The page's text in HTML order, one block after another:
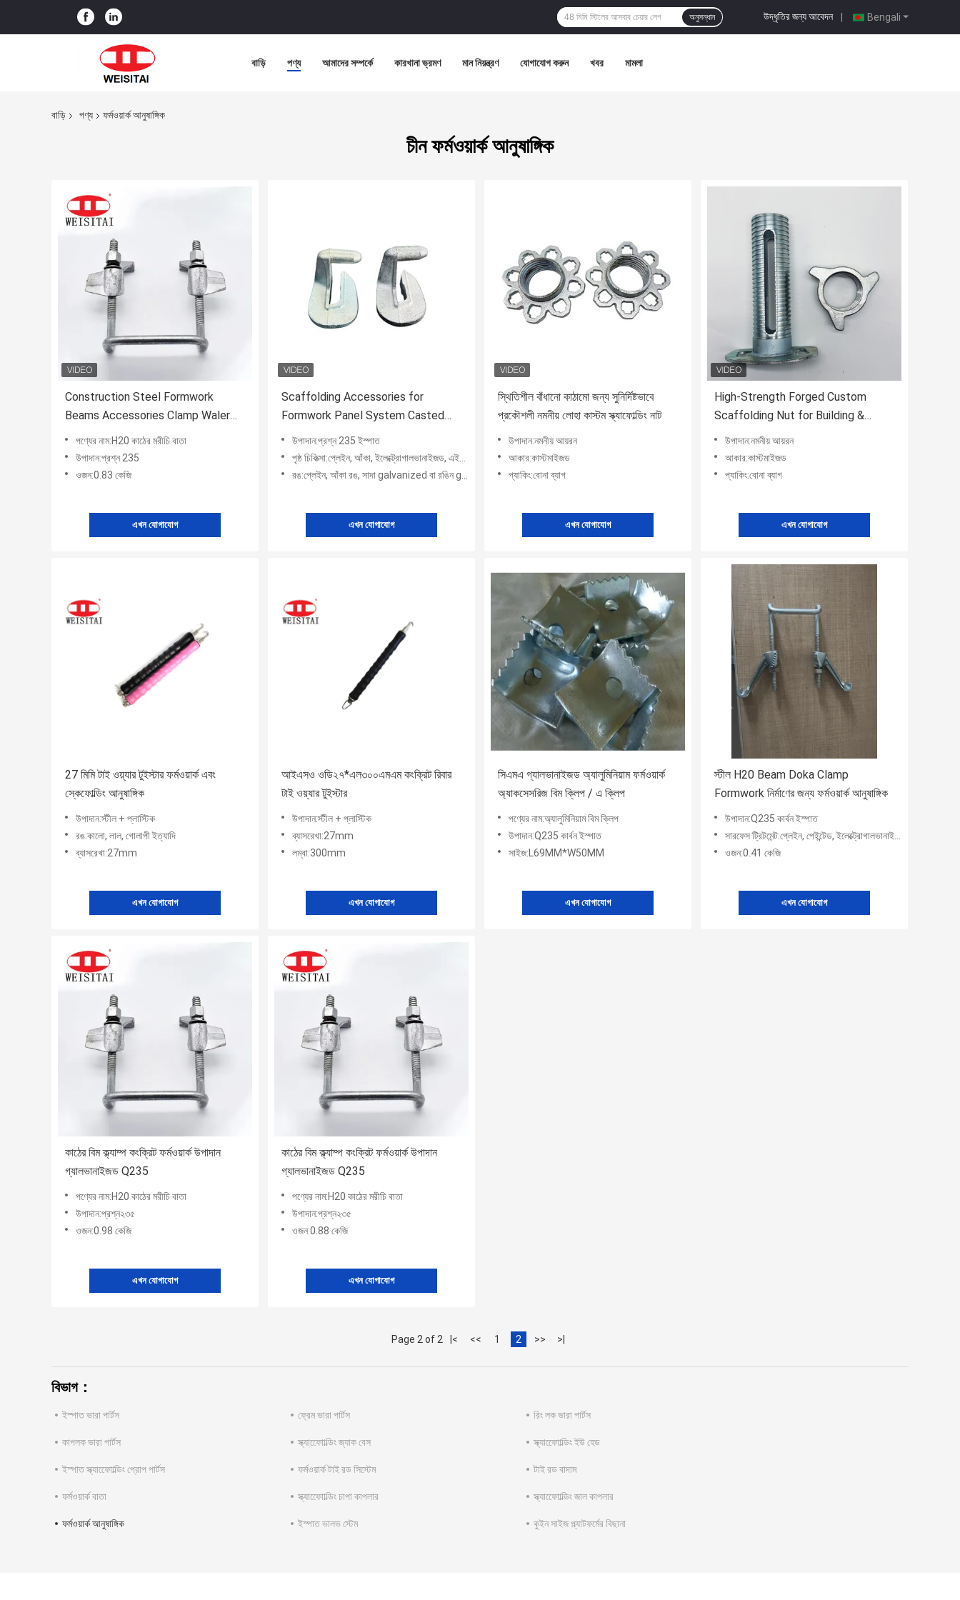
Bengali
উদ্ধৃতির জন্য আবেদন |
অনুসন্ধান
বাড়ি পণ্য আমাদের সম্পর্কে কারখানা ভ্রমণ মান নিয়ন্ত্রণ যোগাযোগ করুন খবর মামলা
বাড়ি পণ্য ফর্মওয়ার্ক আনুষাঙ্গিক
চীন ফর্মওয়ার্ক আনুষাঙ্গিক
Construction Steel Formwork
Beams Accessories Clamp Waler
for Formwork Panel High Strength
Reusable
পণ্যের নাম:H20 কাঠের মরীচি বাতা
উপাদান:প্রশ্ন 235
ওজন:0.83 কেজি
এখন যোগাযোগ
Scaffolding Accessories for
Formwork Panel System Casted
Steel G Clip High Strength Q235
Concrete Construction
উপাদান:প্রশ্ন 235 ইস্পাত
পৃষ্ঠ চিকিত্সা:প্লেইন, আঁকা, ইলেক্ট্রোগালভানাইজড, এইচডিজি
রঙ:প্লেইন, আঁকা রঙ, সাদা galvanized বা রঙিন galvanized
এখন যোগাযোগ
স্থিতিশীল বাঁধানো কাঠামো জন্য সুনির্দিষ্টভাবে
প্রকৌশলী নমনীয় লোহা কাস্টম স্ক্যাফোল্ডিং নাট
উপাদান:নমনীয় আয়রন
আকার:কাস্টমাইজড
প্যাকিং:বোনা ব্যাগ
এখন যোগাযোগ
High-Strength Forged Custom
Scaffolding Nut for Building &
Scaffolding Systems
উপাদান:নমনীয় আয়রন
আকার:কাস্টমাইজড
প্যাকিং:বোনা ব্যাগ
এখন যোগাযোগ
27 মিমি টাই ওয়্যার টুইস্টার ফর্মওয়ার্ক এবং
স্কেফোল্ডিং আনুষাঙ্গিক
উপাদান:স্টীল + প্লাস্টিক
রঙ:কালো, লাল, গোলাপী ইত্যাদি
ব্যাসরেখা:27mm
এখন যোগাযোগ
আইএসও ওডি২৭*এল৩০০এমএম কংক্রিট রিবার
টাই ওয়্যার টুইস্টার
উপাদান:স্টীল + প্লাস্টিক
ব্যাসরেখা:27mm
লম্বা:300mm
এখন যোগাযোগ
সিএমএ গ্যালভানাইজড অ্যালুমিনিয়াম ফর্মওয়ার্ক
অ্যাকসেসরিজ বিম ক্লিপ / এ ক্লিপ
পণ্যের নাম:অ্যালুমিনিয়াম বিম ক্লিপ
উপাদান:Q235 কার্বন ইস্পাত
সাইজ:L69MM*W50MM
এখন যোগাযোগ
স্টীল H20 Beam Doka Clamp
Formwork নির্মাণের জন্য ফর্মওয়ার্ক আনুষাঙ্গিক
উপাদান:Q235 কার্বন ইস্পাত
সারফেস ট্রিটমেন্ট:প্লেইন, পেইন্টেড, ইলেক্ট্রোগালভানাইজড, এইচডিজি
ওজন:0.41 কেজি
এখন যোগাযোগ
কাঠের বিম ক্ল্যাম্প কংক্রিট ফর্মওয়ার্ক উপাদান
গ্যালভানাইজড Q235
পণ্যের নাম:H20 কাঠের মরীচি বাতা
উপাদান:প্রশ্ন২৩৫
ওজন:0.98 কেজি
এখন যোগাযোগ
কাঠের বিম ক্ল্যাম্প কংক্রিট ফর্মওয়ার্ক উপাদান
গ্যালভানাইজড Q235
পণ্যের নাম:H20 কাঠের মরীচি বাতা
উপাদান:প্রশ্ন২৩৫
ওজন:0.88 কেজি
এখন যোগাযোগ
Page 2 of 2 |< << 1 2 >> >|
বিভাগ：
ইস্পাত ভারা পার্টস ফ্রেম ভারা পার্টস রিং লক ভারা পার্টস
কাপলক ভারা পার্টস স্ক্যাফোোল্ডিং জ্যাক বেস স্ক্যাফোোল্ডিং ইউ হেড
ইস্পাত স্ক্যাফোোল্ডিং প্রোপ পার্টস ফর্মওয়ার্ক টাই রড সিস্টেম টাই রড বাদাম
ফর্মওয়ার্ক বাতা স্ক্যাফোোল্ডিং চাপা কাপলার স্ক্যাফোোল্ডিং জাল কাপলার
ফর্মওয়ার্ক আনুষাঙ্গিক ইস্পাত ভালভ স্টেম কুইন সাইজ প্ল্যাটফর্মের বিছানা